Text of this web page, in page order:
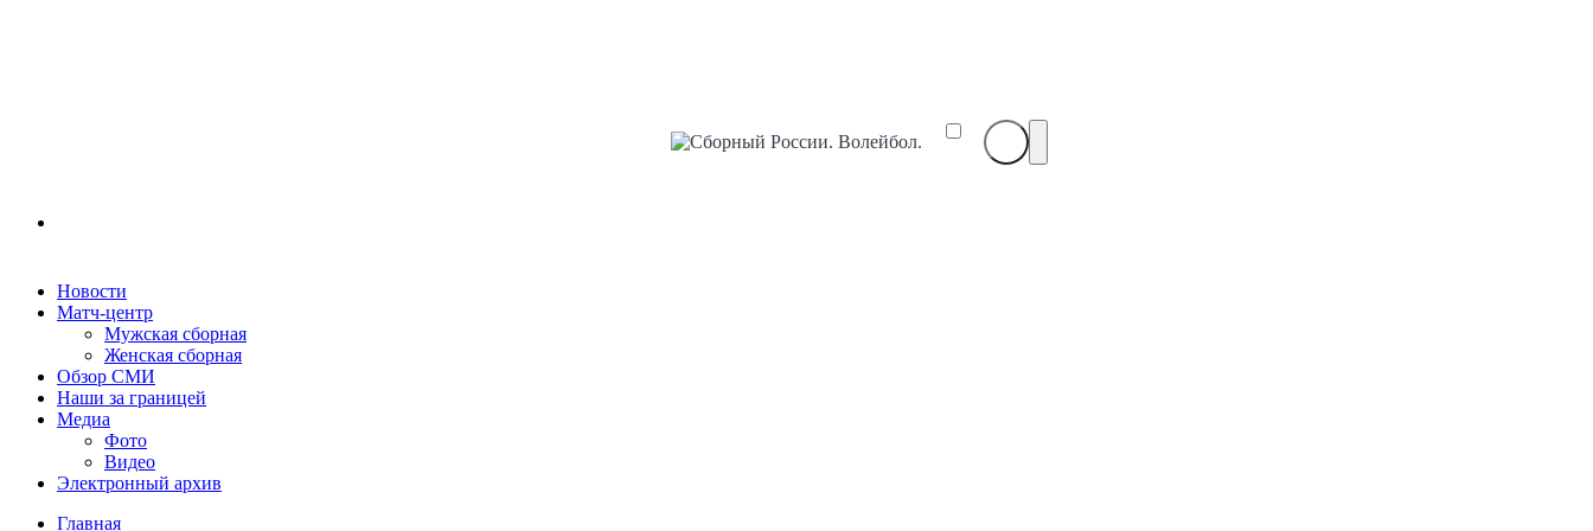
Сборный
Новости
Матч-центр
Мужская сборная
Женская сборная
Обзор СМИ
Наши за границей
Медиа
Фото
Видео
Электронный архив
Главная